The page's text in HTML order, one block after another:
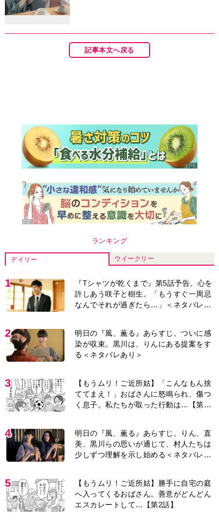
記事本文へ戻る
ランキング
デイリー ウイークリー
1
『Tシャツが乾くまで』第5話予告。心を
許しあう咲子と樹生。「もうすぐ一周忌
なんでそれが過ぎたら…」＜ネタバレあ
2
明日の『風、薫る』あらすじ。ついに感
染が収束。黒川は、りんにある提案をす
る＜ネタバレあり＞
3
【もうムリ！ご近所姑】「こんなもん捨
ててまえ！」おばさんに怒鳴られ、傷つ
く息子。私たちが取った行動は…【第3
4
明日の『風、薫る』あらすじ。りん、直
美、黒川らの思いが通じて、村人たちは
少しずつ理解を示し始める＜ネタバレあ
5
【もうムリ！ご近所姑】勝手に自宅の庭
へ入ってくるおばさん。善意がどんどん
エスカレートして…【第2話】